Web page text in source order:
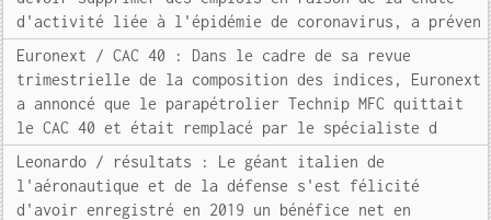
d'activité liée à l'épidémie de coronavirus, a préven
Euronext / CAC 40 : Dans le cadre de sa revue
trimestrielle de la composition des indices, Euronext
a annoncé que le parapétrolier Technip MFC quittait
le CAC 40 et était remplacé par le spécialiste d
Leonardo / résultats : Le géant italien de
l'aéronautique et de la défense s'est félicité
d'avoir enregistré en 2019 un bénéfice net en